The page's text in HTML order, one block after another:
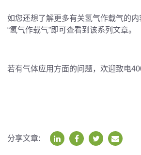
如您还想了解更多有关氢气作载气的
“氢气作载气”即可查看到该系列文章。
若有气体应用方面的问题，欢迎致电
分享文章: